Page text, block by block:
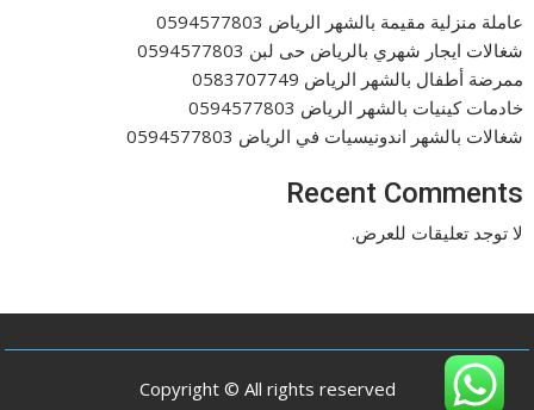
عاملة منزلية مقيمة بالشهر الرياض 0594577803
شغالات ايجار شهري بالرياض حى لبن 0594577803
ممرضة أطفال بالشهر الرياض 0583707749
خادمات كينيات بالشهر الرياض 0594577803
شغالات بالشهر اندونيسيات في الرياض 0594577803
Recent Comments
لا توجد تعليقات للعرض.
Copyright © All rights reserved